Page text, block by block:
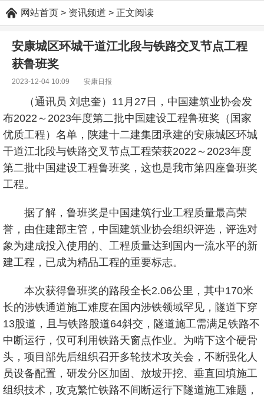
网站首页 > 资讯频道 > 正文阅读
安康城区环城干道江北段与铁路交叉节点工程
获鲁班奖
2023-12-04 10:09 安康日报
（通讯员 刘忠奎）11月27日，中国建筑业协会发
布2022～2023年度第二批中国建设工程鲁班奖（国家
优质工程）名单，陕建十二建集团承建的安康城区环城
干道江北段与铁路交叉节点工程荣获2022～2023年度
第二批中国建设工程鲁班奖，这也是我市第四座鲁班奖
工程。
据了解，鲁班奖是中国建筑行业工程质量最高荣
誉，由住建部主管，中国建筑业协会组织评选，评选对
象为建成投入使用的、工程质量达到国内一流水平的新
建工程，已成为精品工程的重要标志。
本次获得鲁班奖的路段全长2.06公里，其中170米
长的涉铁通道施工难度在国内涉铁领域罕见，隧道下穿
13股道，且与铁路股道64斜交，隧道施工需满足铁路不
中断运行，仅可利用铁路天窗点作业。为啃下这个硬骨
头，项目部先后组织召开多轮技术攻关会，不断强化人
员设备配置，研发分区加固、放坡开挖、垂直回填施工
组织技术，攻克繁忙铁路不间断运行下隧道施工难题，